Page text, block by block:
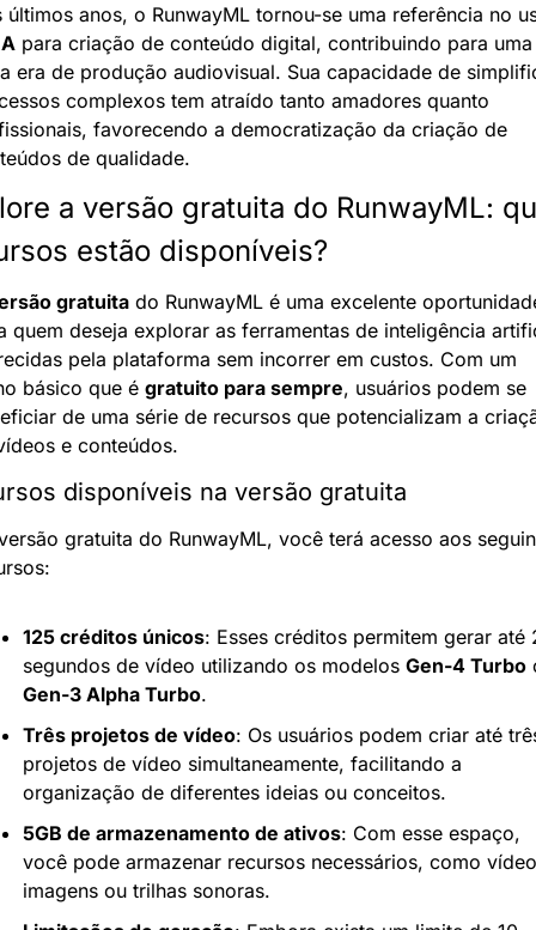
últimos anos, o RunwayML tornou-se uma referência no
para criação de conteúdo digital, contribuindo para uma
era de produção audiovisual. Sua capacidade de
complexos tem atraído tanto amadores quanto
favorecendo a democratização da criação de
de qualidade.
a versão gratuita do RunwayML:
estão disponíveis?
gratuita do RunwayML é uma excelente
quem deseja explorar as ferramentas de inteligência
pela plataforma sem incorrer em custos. Com um
básico que é gratuito para sempre, usuários podem se
de uma série de recursos que potencializam a
e conteúdos.
disponíveis na versão gratuita
gratuita do RunwayML, você terá acesso aos
125 créditos únicos: Esses créditos permitem gerar até
segundos de vídeo utilizando os modelos Gen-4 Turbo
Gen-3 Alpha Turbo.
Três projetos de vídeo: Os usuários podem criar até
projetos de vídeo simultaneamente, facilitando a
organização de diferentes ideias ou conceitos.
5GB de armazenamento de ativos: Com esse espaço,
você pode armazenar recursos necessários, como
imagens ou trilhas sonoras.